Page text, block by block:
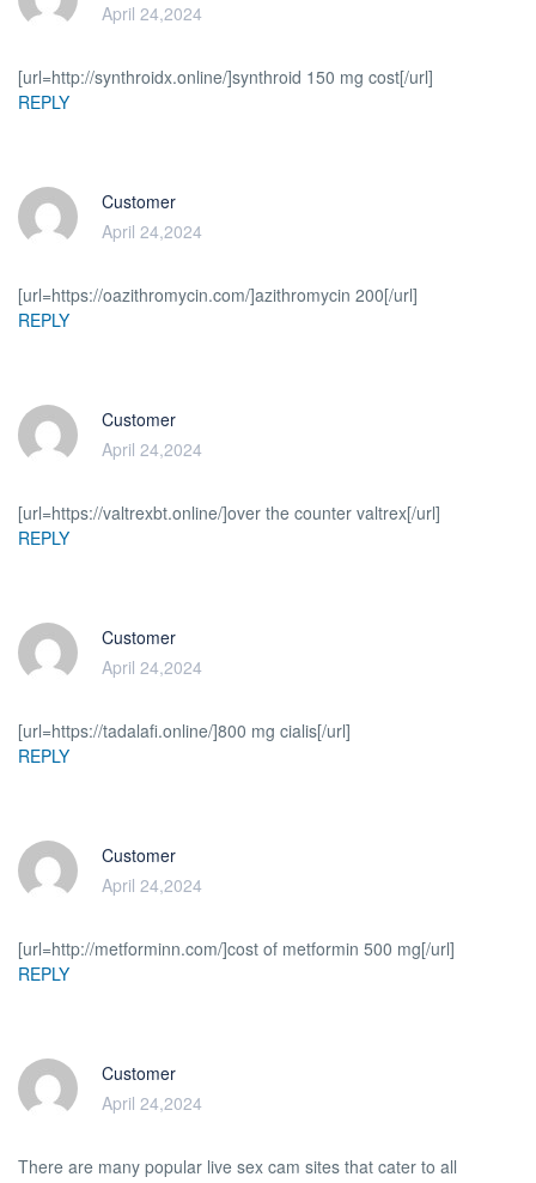
April 24,2024
[url=http://synthroidx.online/]synthroid 150 mg cost[/url]
REPLY
Customer
April 24,2024
[url=https://oazithromycin.com/]azithromycin 200[/url]
REPLY
Customer
April 24,2024
[url=https://valtrexbt.online/]over the counter valtrex[/url]
REPLY
Customer
April 24,2024
[url=https://tadalafi.online/]800 mg cialis[/url]
REPLY
Customer
April 24,2024
[url=http://metforminn.com/]cost of metformin 500 mg[/url]
REPLY
Customer
April 24,2024
There are many popular live sex cam sites that cater to all